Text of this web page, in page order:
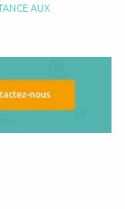
AUX